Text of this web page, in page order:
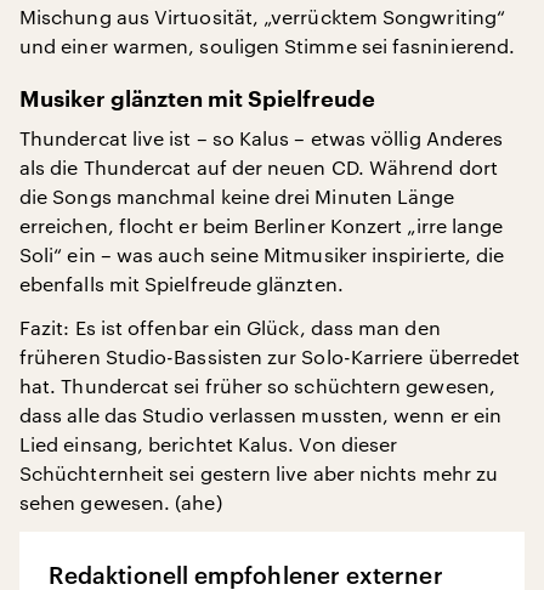
Mischung aus Virtuosität, „verrücktem Songwriting“
und einer warmen, souligen Stimme sei fasninierend.
Musiker glänzten mit Spielfreude
Thundercat live ist – so Kalus – etwas völlig Anderes
als die Thundercat auf der neuen CD. Während dort
die Songs manchmal keine drei Minuten Länge
erreichen, flocht er beim Berliner Konzert „irre lange
Soli“ ein – was auch seine Mitmusiker inspirierte, die
ebenfalls mit Spielfreude glänzten.
Fazit: Es ist offenbar ein Glück, dass man den
früheren Studio-Bassisten zur Solo-Karriere überredet
hat. Thundercat sei früher so schüchtern gewesen,
dass alle das Studio verlassen mussten, wenn er ein
Lied einsang, berichtet Kalus. Von dieser
Schüchternheit sei gestern live aber nichts mehr zu
sehen gewesen. (ahe)
Redaktionell empfohlener externer